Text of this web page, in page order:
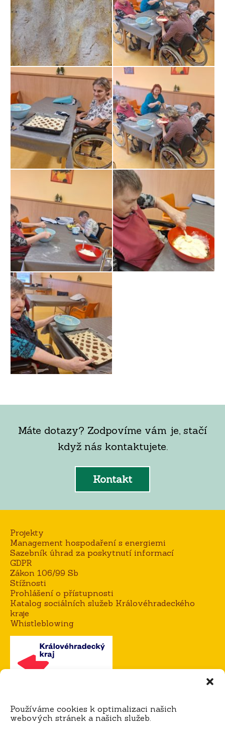
Používáme cookies k optimalizaci našich
webových stránek a našich služeb.
Máte dotazy? Zodpovíme vám je, stačí
když nás kontaktujete.
Kontakt
Projekty
Management hospodaření s energiemi
Sazebník úhrad za poskytnutí informací
GDPR
Zákon 106/99 Sb
Stížnosti
Prohlášení o přístupnosti
Katalog sociálních služeb Královéhradeckého
kraje
Whistleblowing
Mgr. Alena Goisová, ředitelka domova
tel.:604 273 183 / 725 921 365